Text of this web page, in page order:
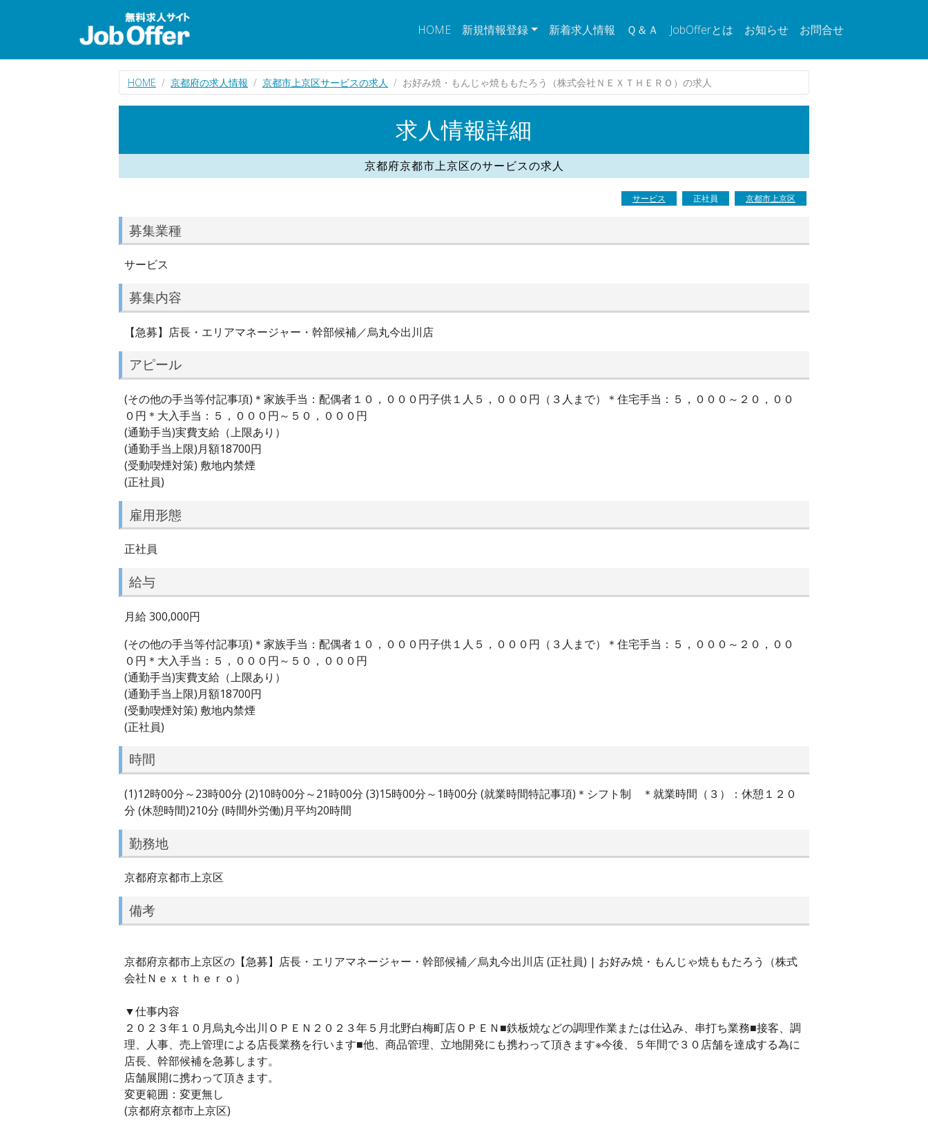
HOME 新規情報登録 新着求人情報 Ｑ＆Ａ JobOfferとは お知らせ お問合せ
HOME 京都府の求人情報 京都市上京区サービスの求人 お好み焼・もんじゃ焼ももたろう（株式会社ＮＥＸＴＨＥＲＯ）の求人
求人情報詳細
京都府京都市上京区のサービスの求人
サービス 正社員 京都市上京区
募集業種
サービス
募集内容
【急募】店長・エリアマネージャー・幹部候補／烏丸今出川店
アピール
(その他の手当等付記事項)＊家族手当：配偶者１０，０００円子供１人５，０００円（３人まで）＊住宅手当：５，０００～２０，００
０円＊大入手当：５，０００円～５０，０００円
(通勤手当)実費支給（上限あり）
(通勤手当上限)月額18700円
(受動喫煙対策) 敷地内禁煙
(正社員)
雇用形態
正社員
給与
月給 300,000円
(その他の手当等付記事項)＊家族手当：配偶者１０，０００円子供１人５，０００円（３人まで）＊住宅手当：５，０００～２０，００
０円＊大入手当：５，０００円～５０，０００円
(通勤手当)実費支給（上限あり）
(通勤手当上限)月額18700円
(受動喫煙対策) 敷地内禁煙
(正社員)
時間
(1)12時00分～23時00分 (2)10時00分～21時00分 (3)15時00分～1時00分 (就業時間特記事項)＊シフト制 ＊就業時間（３）：休憩１２０
分 (休憩時間)210分 (時間外労働)月平均20時間
勤務地
京都府京都市上京区
備考
京都府京都市上京区の【急募】店長・エリアマネージャー・幹部候補／烏丸今出川店 (正社員) | お好み焼・もんじゃ焼ももたろう（株式
会社Ｎｅｘｔｈｅｒｏ）
▼仕事内容
２０２３年１０月烏丸今出川ＯＰＥＮ２０２３年５月北野白梅町店ＯＰＥＮ■鉄板焼などの調理作業または仕込み、串打ち業務■接客、調
理、人事、売上管理による店長業務を行います■他、商品管理、立地開発にも携わって頂きます※今後、５年間で３０店舗を達成する為に
店長、幹部候補を急募します。
店舗展開に携わって頂きます。
変更範囲：変更無し
(京都府京都市上京区)